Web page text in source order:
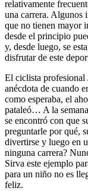
relativamente
una carrera. Algunos
que no tienen mayor
desde el principio
y, desde luego, se
disfrutar de este
El ciclista profesional
anécdota de cuando
como esperaba, el
pataleó… A la
se encontró con que
preguntarle por qué,
divertirse y luego en
ninguna carrera?
Sirva este ejemplo
para un niño no es
feliz.